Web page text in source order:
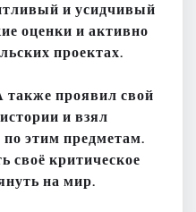
и усидчивый
оценки и активно
проектах.
проявил свой
и взял
этим предметам.
своё критическое
на мир.